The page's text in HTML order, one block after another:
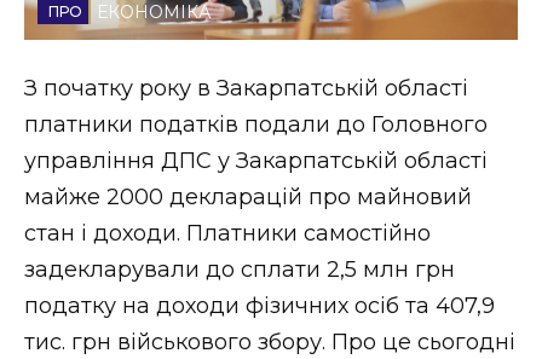
Стиль життя
Втрачений Ужгород (відеоверсія)
ЗАКАРПАТСЬКІ НОВИНИ
НОВИНИ ЗАХІДНОЇ УКРАЇНИ
ЕКОНОМІКА
З початку року в Закарпатській області
платники податків подали до Головного
управління ДПС у Закарпатській області
майже 2000 декларацій про майновий
стан і доходи. Платники самостійно
задекларували до сплати 2,5 млн грн
податку на доходи фізичних осіб та 407,9
тис. грн військового збору. Про це сьогодні